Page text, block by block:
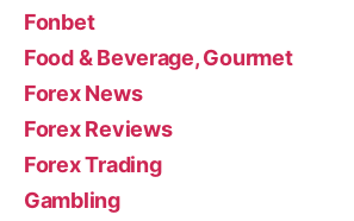
Fonbet
Food & Beverage, Gourmet
Forex News
Forex Reviews
Forex Trading
Gambling